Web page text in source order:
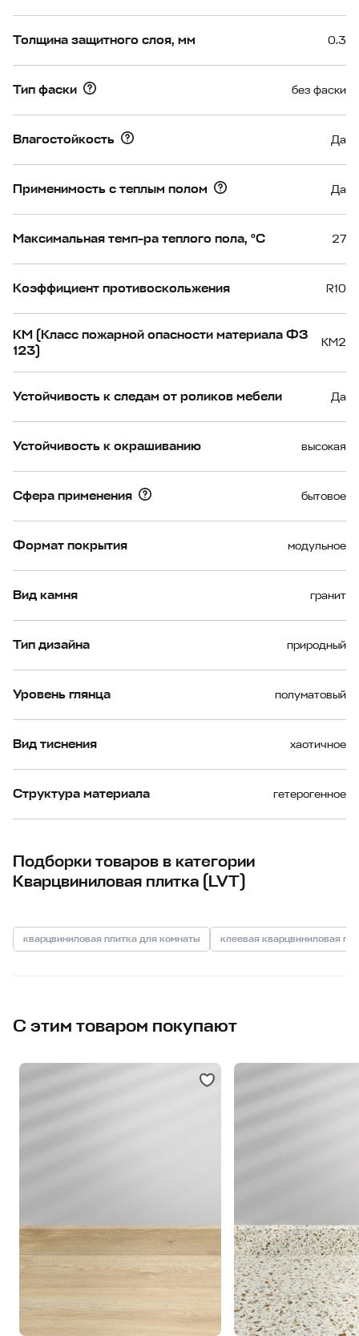
Толщина защитного слоя, мм 0.3
Тип фаски без фаски
Влагостойкость Да
Применимость с теплым полом Да
Максимальная темп-ра теплого пола, °С 27
Коэффициент противоскольжения R10
КМ (Класс пожарной опасности материала ФЗ
123)
КМ2
Устойчивость к следам от роликов мебели Да
Устойчивость к окрашиванию высокая
Сфера применения бытовое
Формат покрытия модульное
Вид камня гранит
Тип дизайна природный
Уровень глянца полуматовый
Вид тиснения хаотичное
Структура материала гетерогенное
Подборки товаров в категории
Кварцвиниловая плитка (LVT)
кварцвиниловая плитка для комнаты клеевая кварцвиниловая
С этим товаром покупают